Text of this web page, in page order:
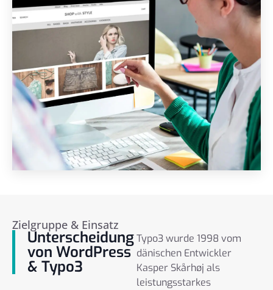
Zielgruppe & Einsatz
Unterscheidung
von WordPress
& Typo3
Typo3 wurde 1998 vom
dänischen Entwickler
Kasper Skårhøj als
leistungsstarkes